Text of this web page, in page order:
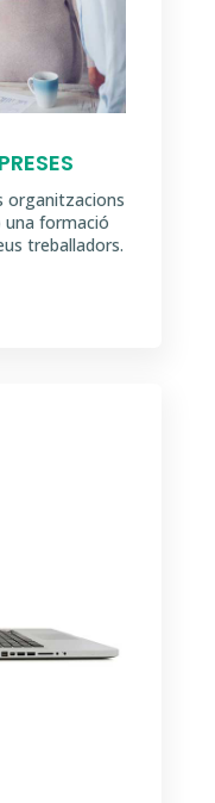
organitzacions
una formació
treballadors.